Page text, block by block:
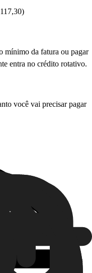
mínimo da fatura ou pagar
entra no crédito rotativo.
você vai precisar pagar
= R$627,30